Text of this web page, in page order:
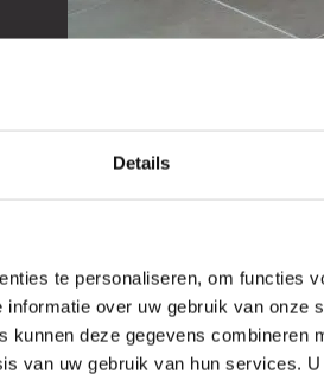
Details
te personaliseren, om functies
over uw gebruik van onze
kunnen deze gegevens combineren
van uw gebruik van hun services.